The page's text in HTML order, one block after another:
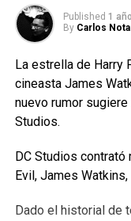
Published 1
By Carlos
La estrella de Harry
cineasta James
nuevo rumor
Studios.
DC Studios
Evil, James
Dado el historial de